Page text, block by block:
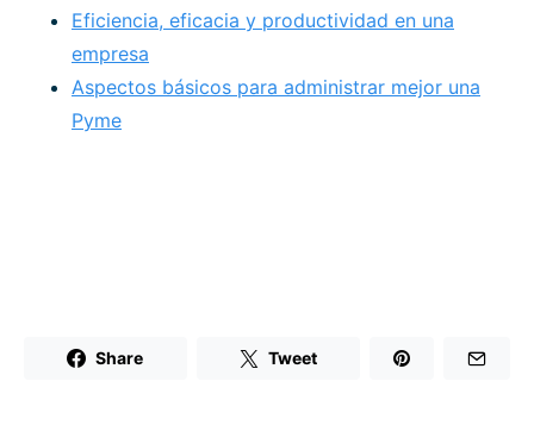
Eficiencia, eficacia y productividad en una
empresa
Aspectos básicos para administrar mejor una
Pyme
Share Tweet